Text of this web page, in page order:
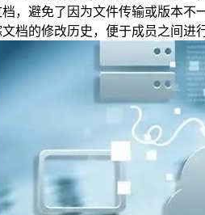
，避免了因为文件传输或版本
档的修改历史，便于成员之间进